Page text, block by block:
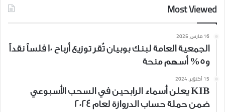
Most Viewed
16 مارس، 2025
الجمعية العامة لبنك بوبيان تُقر توزيع أرباح 10 فلساً نقداً
و5% أسهم منحة
15 أكتوبر، 2024
KIB يعلن أسماء الرابحين في السحب الأسبوعي
ضمن حملة حساب الدروازة لعام 2024